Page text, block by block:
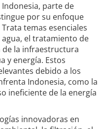
parte de
por su enfoque
temas esenciales
el tratamiento de
de la infraestructura
y energía. Estos
debido a los
Indonesia, como la
ineficiente de la energía
innovadoras en